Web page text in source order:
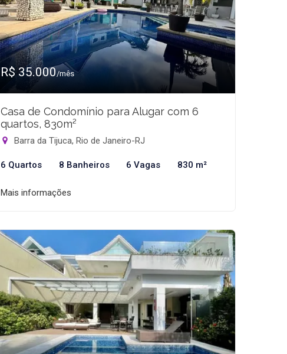
R$ 35.000/mês
Casa de Condomínio para Alugar com 6
quartos, 830m²
Barra da Tijuca, Rio de Janeiro-RJ
6 Quartos 8 Banheiros 6 Vagas 830 m²
Mais informações